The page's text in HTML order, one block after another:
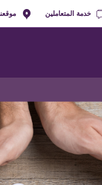
خدمة المتعاملين موقعنا